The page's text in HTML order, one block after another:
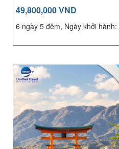
49,800,000 VND
6 ngày 5 đêm, Ngày khởi hành: